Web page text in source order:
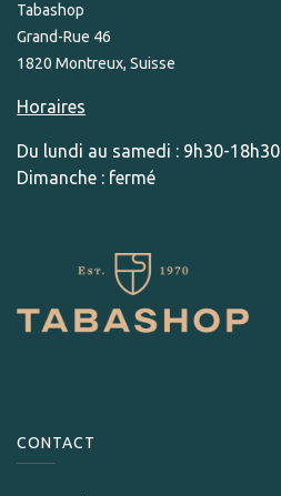
Tabashop
Grand-Rue 46
1820 Montreux, Suisse
Horaires
Du lundi au samedi : 9h30-18h30
Dimanche : fermé
CONTACT